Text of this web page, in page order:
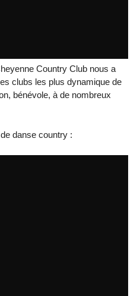
Country Club nous a
clubs les plus dynamique de
bénévole, à de nombreux
danse country :